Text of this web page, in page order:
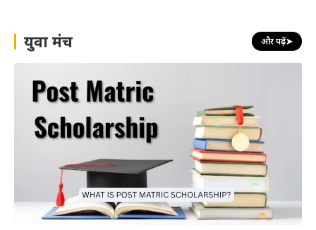
युवा मंच और पढ़ें➤